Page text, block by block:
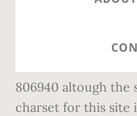
in Oldenburg.
806940 altough the
charset for this site